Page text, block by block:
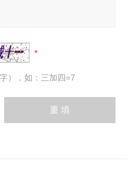
），如：三加四=7